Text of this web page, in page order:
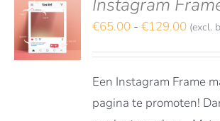
Instagram
€65.00 - €129.00 (excl.
Een Instagram Frame
pagina te promoten!